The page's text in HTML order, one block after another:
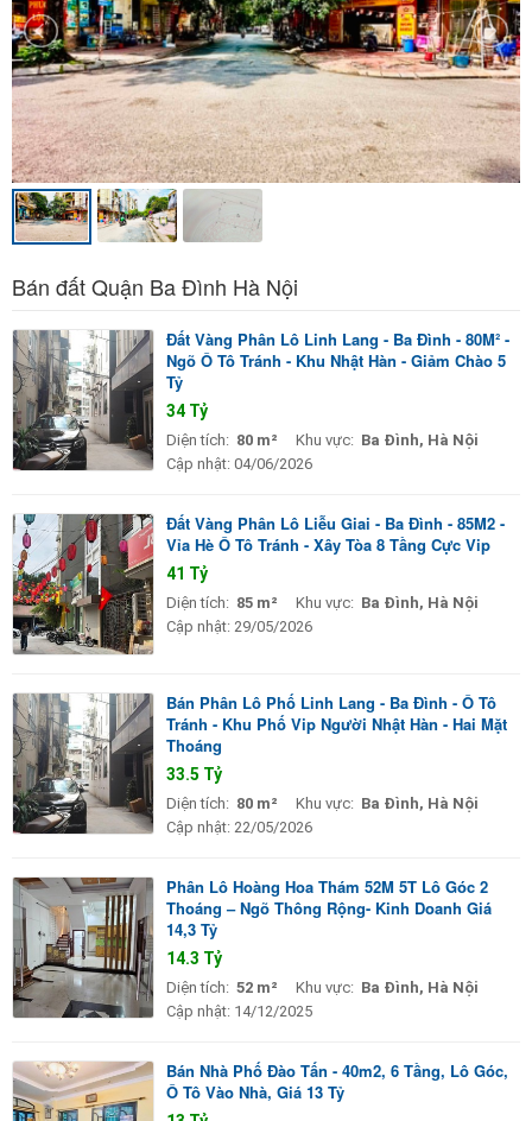
Bán đất Quận Ba Đình Hà Nội
Đất Vàng Phân Lô Linh Lang - Ba Đình - 80M² -
Ngõ Ô Tô Tránh - Khu Nhật Hàn - Giảm Chào 5
Tỷ
34 Tỷ
Diện tích: 80 m² Khu vực: Ba Đình, Hà Nội
Cập nhật: 04/06/2026
Đất Vàng Phân Lô Liễu Giai - Ba Đình - 85M2 -
Vỉa Hè Ô Tô Tránh - Xây Tòa 8 Tầng Cực Vip
41 Tỷ
Diện tích: 85 m² Khu vực: Ba Đình, Hà Nội
Cập nhật: 29/05/2026
Bán Phân Lô Phố Linh Lang - Ba Đình - Ô Tô
Tránh - Khu Phố Vip Người Nhật Hàn - Hai Mặt
Thoáng
33.5 Tỷ
Diện tích: 80 m² Khu vực: Ba Đình, Hà Nội
Cập nhật: 22/05/2026
Phân Lô Hoàng Hoa Thám 52M 5T Lô Góc 2
Thoáng – Ngõ Thông Rộng- Kinh Doanh Giá
14,3 Tỷ
14.3 Tỷ
Diện tích: 52 m² Khu vực: Ba Đình, Hà Nội
Cập nhật: 14/12/2025
Bán Nhà Phố Đào Tấn - 40m2, 6 Tầng, Lô Góc,
Ô Tô Vào Nhà, Giá 13 Tỷ